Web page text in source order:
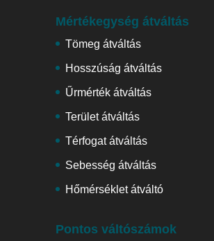
Mértékegység átváltás
Tömeg átváltás
Hosszúság átváltás
Űrmérték átváltás
Terület átváltás
Térfogat átváltás
Sebesség átváltás
Hőmérséklet átváltó
Pontos váltószámok